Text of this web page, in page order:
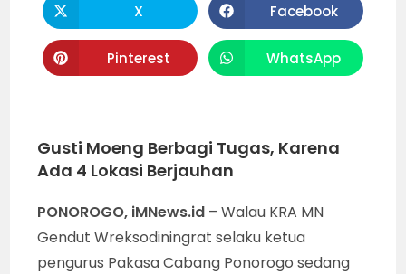
Opens
in
a
new
window
X Opens
in
a
new
window
Facebook
Opens
in
Pinterest Opens
in
WhatsApp
Gusti Moeng Berbagi Tugas, Karena
Ada 4 Lokasi Berjauhan
PONOROGO, iMNews.id – Walau KRA MN
Gendut Wreksodiningrat selaku ketua
pengurus Pakasa Cabang Ponorogo sedang